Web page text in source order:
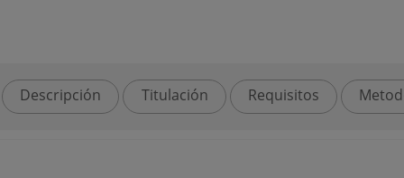
Descripción Titulación Requisitos